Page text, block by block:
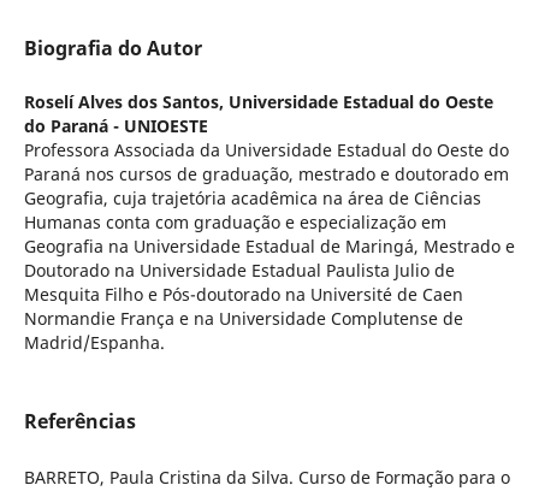
Biografia do Autor
Roselí Alves dos Santos, Universidade Estadual do Oeste
do Paraná - UNIOESTE
Professora Associada da Universidade Estadual do Oeste do
Paraná nos cursos de graduação, mestrado e doutorado em
Geografia, cuja trajetória acadêmica na área de Ciências
Humanas conta com graduação e especialização em
Geografia na Universidade Estadual de Maringá, Mestrado e
Doutorado na Universidade Estadual Paulista Julio de
Mesquita Filho e Pós-doutorado na Université de Caen
Normandie França e na Universidade Complutense de
Madrid/Espanha.
Referências
BARRETO, Paula Cristina da Silva. Curso de Formação para o